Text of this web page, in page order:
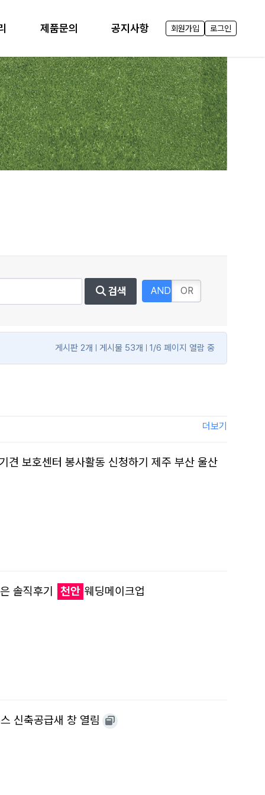
제품문의 공지사항 회원가입 로그인
검색 AND OR
게시판 2개 게시물 53개 1/6 페이지 열람 중
더보기
견 보호센터 봉사활동 신청하기 제주 부산 울산
솔직후기 천안 웨딩메이크업
신축공급새 창 열림